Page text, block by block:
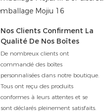
Nos Clients Confirment La
Qualité De Nos Boîtes
De nombreux clients ont
commandé des boîtes
personnalisées dans notre boutique.
Tous ont reçu des produits
conformes à leurs attentes et se
sont déclarés pleinement satisfaits.